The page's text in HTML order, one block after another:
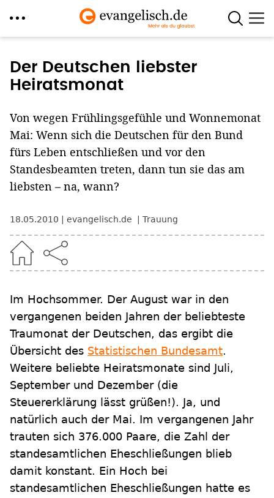
zum
Inhalt
Der Deutschen liebster
Heiratsmonat
Von wegen Frühlingsgefühle und Wonnemonat
Mai: Wenn sich die Deutschen für den Bund
fürs Leben entschließen und vor den
Standesbeamten treten, dann tun sie das am
liebsten – na, wann?
18.05.2010 evangelisch.de Trauung
Im Hochsommer. Der August war in den
vergangenen beiden Jahren der beliebteste
Traumonat der Deutschen, das ergibt die
Übersicht des Statistischen Bundesamt.
Weitere beliebte Heiratsmonate sind Juli,
September und Dezember (die
Steuererklärung lässt grüßen!). Ja, und
natürlich auch der Mai. Im vergangenen Jahr
trauten sich 376.000 Paare, die Zahl der
standesamtlichen Eheschließungen blieb
damit konstant. Ein Hoch bei
standesamtlichen Eheschließungen hatte es